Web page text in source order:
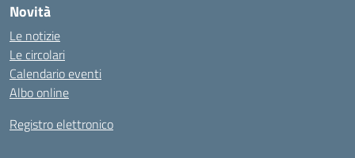
Novità
Le notizie
Le circolari
Calendario eventi
Albo online
Registro elettronico